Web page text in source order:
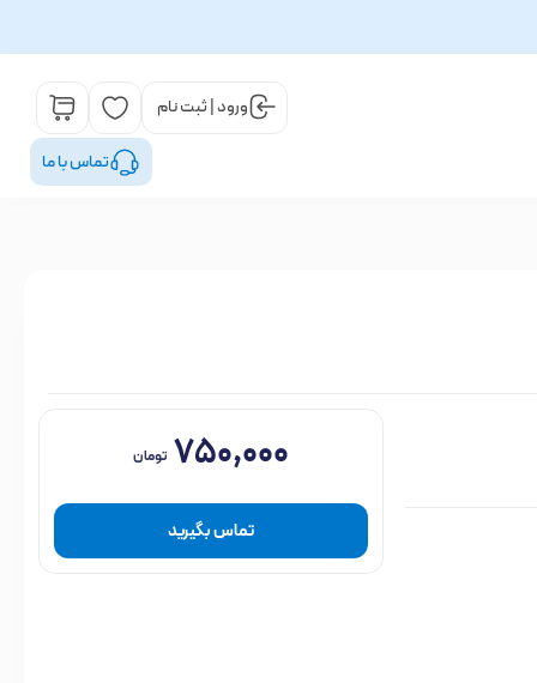
ورود | ثبت نام
تماس با ما
۷۵۰,۰۰۰ تومان
تماس بگیرید